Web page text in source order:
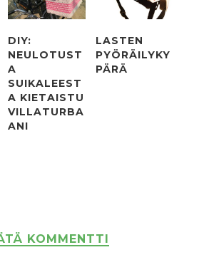
DIY:
NEULOTUST
A
SUIKALEEST
A KIETAISTU
VILLATURBA
ANI
LASTEN
PYÖRÄILYKY
PÄRÄ
KOMMENTTI